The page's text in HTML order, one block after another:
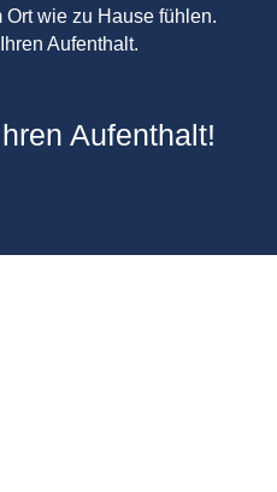
wie zu Hause fühlen.
Aufenthalt.
Aufenthalt!